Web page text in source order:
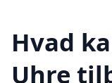
Hvad
Uhre